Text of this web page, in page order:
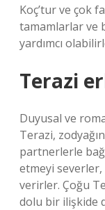
Koç’tur ve çok
tamamlarlar ve
yardımcı
Terazi
Duyusal ve
Terazi,
partnerlerle
etmeyi
verirler. Çoğu
dolu bir ilişkide